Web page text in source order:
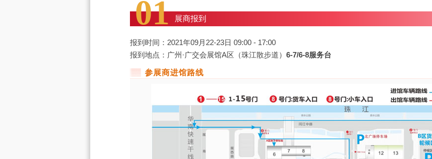
01 展商报到
报到时间：2021年09月22-23日 09:00 - 17:00
报到地点：广州·广交会展馆A区（珠江散步道） 6-7/6-8服务台
参展商进馆路线